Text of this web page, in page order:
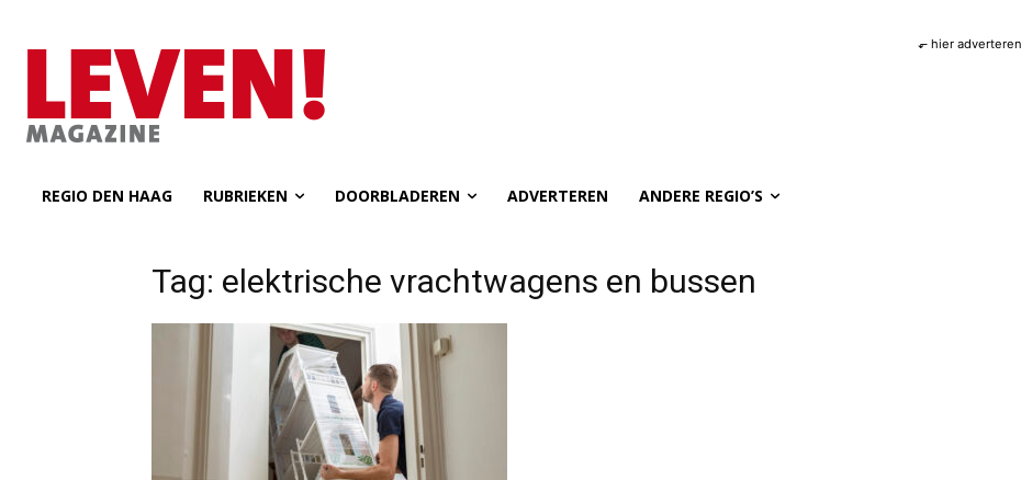
⬐ hier
REGIO DEN HAAG RUBRIEKEN DOORBLADEREN ADVERTEREN ANDERE REGIO’S
Tag: elektrische vrachtwagens en bussen